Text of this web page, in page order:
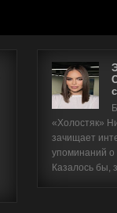
«Холостяк»
зачищает
упоминаний
Казалось бы,
Имя